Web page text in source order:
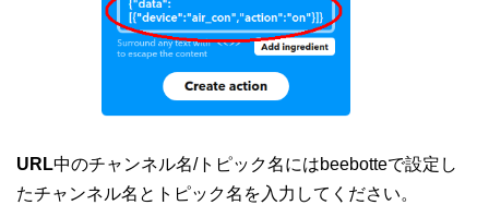
URL中のチャンネル名/トピック名にはbeebotteで設定し
たチャンネル名とトピック名を入力してください。